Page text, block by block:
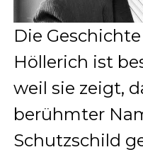
Die
Höllerich ist
weil sie zeigt,
berühmter
Schutzschild